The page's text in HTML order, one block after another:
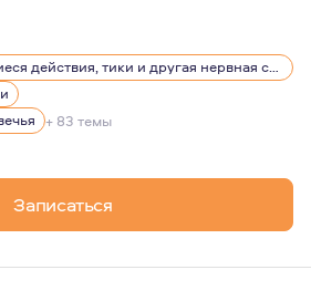
большую любовь к
Странные повторяющиеся действия, тики и другая нервная симптоматика
+ 83 темы
Записаться